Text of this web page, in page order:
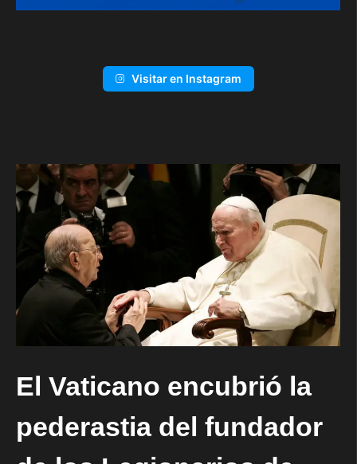
Visitar en Instagram
El Vaticano encubrió la
pederastia del fundador